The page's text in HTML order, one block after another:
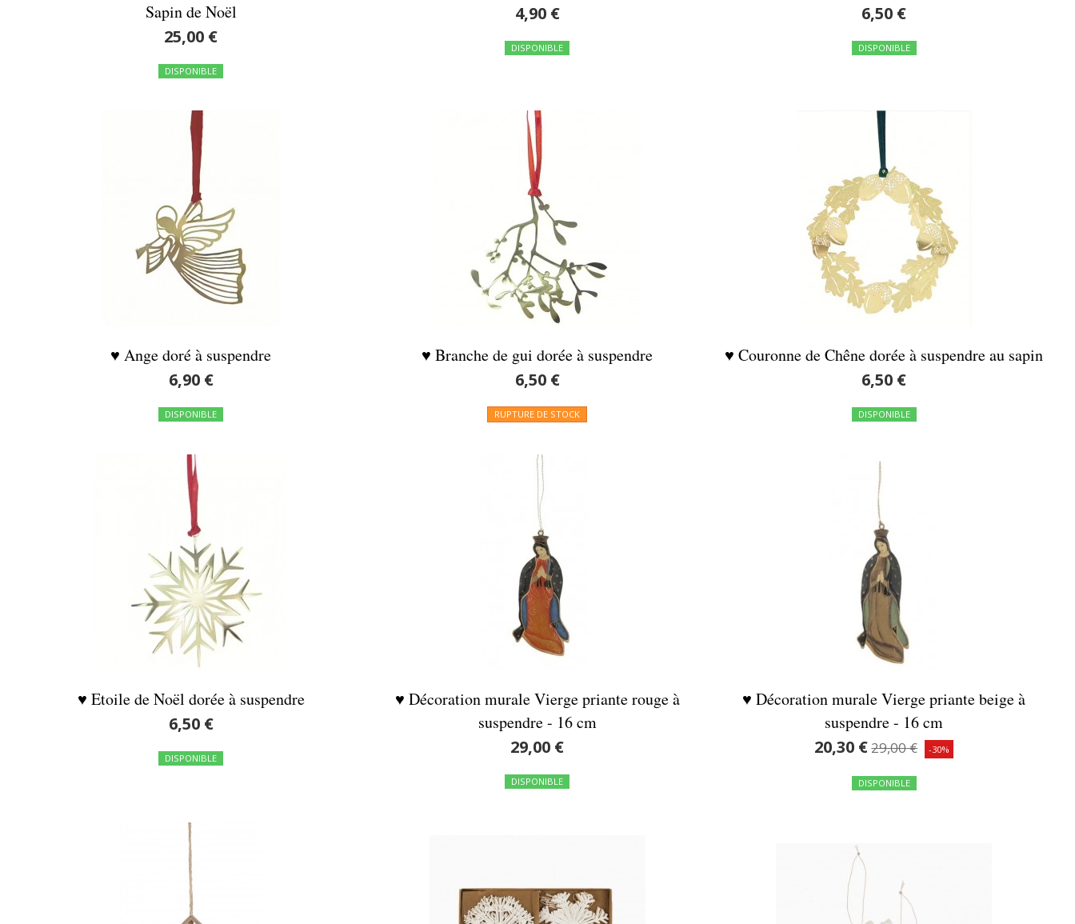
Sapin de Noël
25,00 €
DISPONIBLE
4,90 €
DISPONIBLE
6,50 €
DISPONIBLE
♥ Ange doré à suspendre
6,90 €
DISPONIBLE
♥ Branche de gui dorée à suspendre
6,50 €
RUPTURE DE STOCK
♥ Couronne de Chêne dorée à suspendre au sapin
6,50 €
DISPONIBLE
♥ Etoile de Noël dorée à suspendre
6,50 €
DISPONIBLE
♥ Décoration murale Vierge priante rouge à
suspendre - 16 cm
29,00 €
DISPONIBLE
♥ Décoration murale Vierge priante beige à
suspendre - 16 cm
20,30 €29,00 € -30%
DISPONIBLE